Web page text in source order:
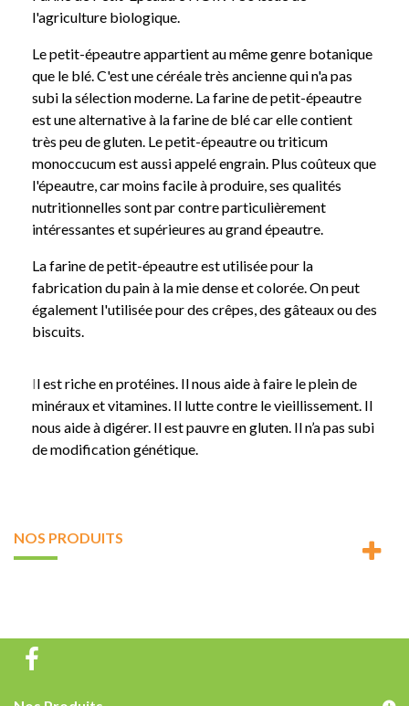
l'agriculture biologique.
Le petit-épeautre appartient au même genre botanique
que le blé. C'est une céréale très ancienne qui n'a pas
subi la sélection moderne. La farine de petit-épeautre
est une alternative à la farine de blé car elle contient
très peu de gluten. Le petit-épeautre ou triticum
monoccucum est aussi appelé engrain. Plus coûteux que
l'épeautre, car moins facile à produire, ses qualités
nutritionnelles sont par contre particulièrement
intéressantes et supérieures au grand épeautre.
La farine de petit-épeautre est utilisée pour la
fabrication du painà la mie dense et colorée. On peut
également l'utilisée pour des crêpes,des gâteaux oudes
biscuits.
Il est riche en protéines. Il nous aide à faire le plein de
minéraux et vitamines. Il lutte contre le vieillissement. Il
nous aide à digérer. Il est pauvre en gluten. Il n’a pas subi
de modification génétique.
NOS PRODUITS